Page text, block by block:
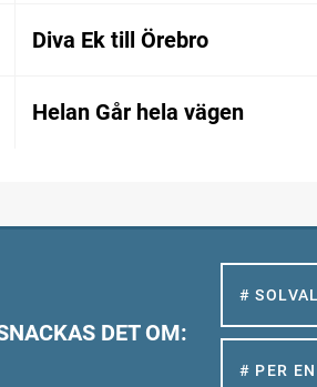
Diva Ek till Örebro
Helan Går hela vägen
DET OM:
#
# PER